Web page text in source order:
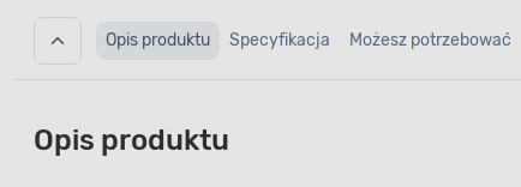
Opis produktu Specyfikacja Możesz potrzebować
Opis produktu